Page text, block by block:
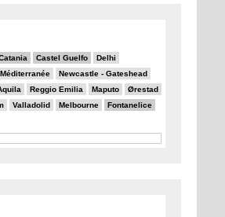
Castel Guelfo Delhi
Newcastle - Gateshead
Reggio Emilia Maputo Ørestad
Valladolid Melbourne Fontanelice